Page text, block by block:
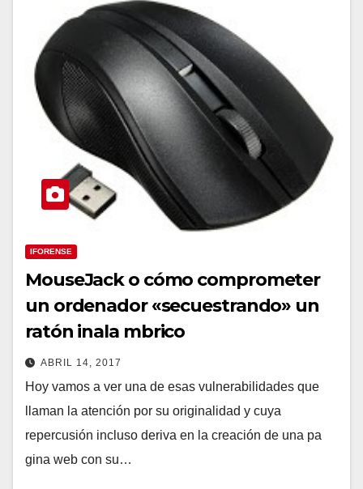
IFORENSE
MouseJack o cómo comprometer
un ordenador «secuestrando» un
ratón inala mbrico
ABRIL 14, 2017
Hoy vamos a ver una de esas vulnerabilidades que
llaman la atención por su originalidad y cuya
repercusión incluso deriva en la creación de una pa
gina web con su…